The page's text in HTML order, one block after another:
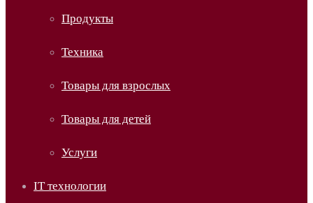
Продукты
Техника
Товары для взрослых
Товары для детей
Услуги
IT технологии